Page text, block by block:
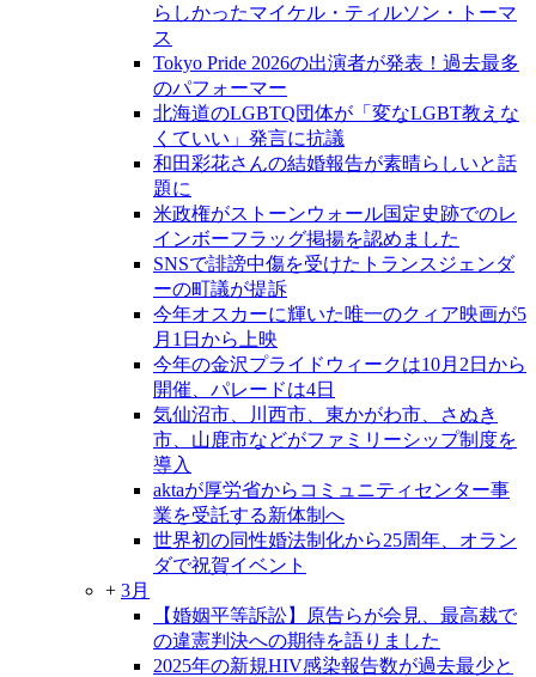
らしかったマイケル・ティルソン・トーマ
ス
Tokyo Pride 2026の出演者が発表！過去最多
のパフォーマー
北海道のLGBTQ団体が「変なLGBT教えな
くていい」発言に抗議
和田彩花さんの結婚報告が素晴らしいと話
題に
米政権がストーンウォール国定史跡でのレ
インボーフラッグ掲揚を認めました
SNSで誹謗中傷を受けたトランスジェンダ
ーの町議が提訴
今年オスカーに輝いた唯一のクィア映画が5
月1日から上映
今年の金沢プライドウィークは10月2日から
開催、パレードは4日
気仙沼市、川西市、東かがわ市、さぬき
市、山鹿市などがファミリーシップ制度を
導入
aktaが厚労省からコミュニティセンター事
業を受託する新体制へ
世界初の同性婚法制化から25周年、オラン
ダで祝賀イベント
+ 3月
【婚姻平等訴訟】原告らが会見、最高裁で
の違憲判決への期待を語りました
2025年の新規HIV感染報告数が過去最少と